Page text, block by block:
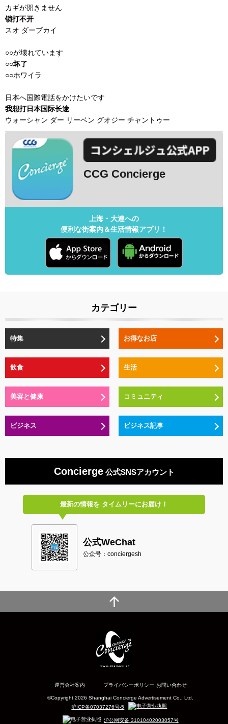
カギが開きません
锁打不开
スオ ダーブカイ
○○が壊れています
○○坏了
○○ホワイラ
日本へ国際電話をかけたいです
我想打日本国际长途
ウォーシャン ダー リーベン グオジー チャントゥー
CCG Concierge
上海・大連への
便利な街案内＆生活情報アプリ！
カテゴリー
特集 お得なお店
飲食 生活
美容と健康 コミュニティ
ビジネス ビジネス記事
Concierge公式SNSアカウント
最新の情報をタイムリーにお届け！
公式WeChat
公众号：conciergesh
運営会社案内 プライバシーポリシー お問い合わせ
©Copyright 2026 Shanghai Concierge Advertisement Co., Ltd.
沪ICP备07037276号-5
沪公网安备 31010402003057号